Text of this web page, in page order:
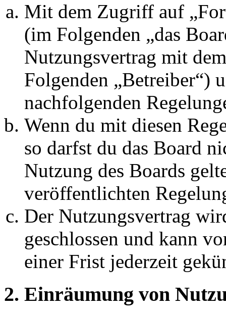
Mit dem Zugriff auf
(im Folgenden „das
Nutzungsvertrag mit
Folgenden „Betreiber“)
nachfolgenden
Wenn du mit diesen
so darfst du das Board
Nutzung des Boards
veröffentlichten
Der Nutzungsvertrag
geschlossen und kann
einer Frist jederzeit
2. Einräumung von